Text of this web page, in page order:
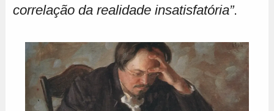
correlação da realidade insatisfatória”.